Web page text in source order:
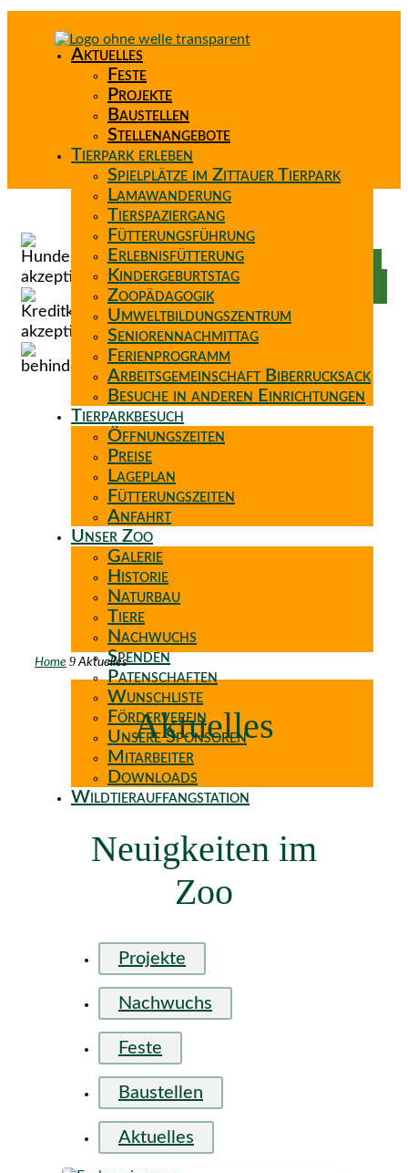
Aktuelles
Feste
Projekte
Baustellen
Stellenangebote
Tierpark erleben
Spielplätze im Zittauer Tierpark
Lamawanderung
Tierspaziergang
Fütterungsführung
Erlebnisfütterung
Kindergeburtstag
Zoopädagogik
Umweltbildungszentrum
Seniorennachmittag
Ferienprogramm
Arbeitsgemeinschaft Biberrucksack
Besuche in anderen Einrichtungen
Tierparkbesuch
Öffnungszeiten
Preise
Lageplan
Fütterungszeiten
Anfahrt
Unser Zoo
Galerie
Historie
Naturbau
Tiere
Nachwuchs
Spenden
Patenschaften
Wunschliste
Förderverein
Unsere Sponsoren
Mitarbeiter
Downloads
Wildtierauffangstation
Home 9 Aktuelles
Aktuelles
Neuigkeiten im
Zoo
Projekte
Nachwuchs
Feste
Baustellen
Aktuelles